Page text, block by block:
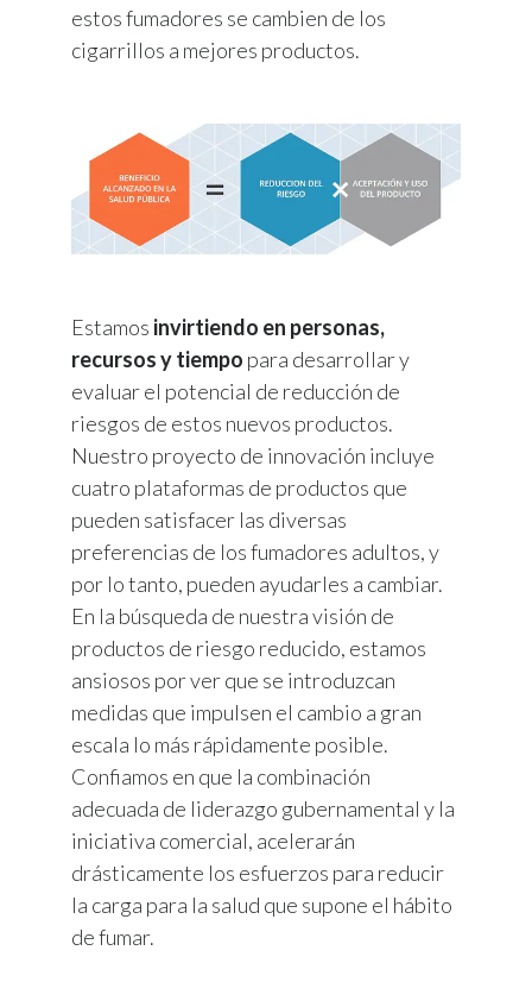
estos fumadores se cambien de los
cigarrillos a mejores productos.
Estamos invirtiendo en personas,
recursos y tiempo para desarrollar y
evaluar el potencial de reducción de
riesgos de estos nuevos productos.
Nuestro proyecto de innovación incluye
cuatro plataformas de productos que
pueden satisfacer las diversas
preferencias de los fumadores adultos, y
por lo tanto, pueden ayudarles a cambiar.
En la búsqueda de nuestra visión de
productos de riesgo reducido, estamos
ansiosos por ver que se introduzcan
medidas que impulsen el cambio a gran
escala lo más rápidamente posible.
Confiamos en que la combinación
adecuada de liderazgo gubernamental y la
iniciativa comercial, acelerarán
drásticamente los esfuerzos para reducir
la carga para la salud que supone el hábito
de fumar.